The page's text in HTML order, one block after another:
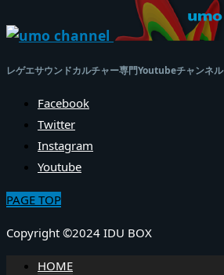
レゲエサウンドカルチャー専門Youtubeチャンネル
Facebook
Twitter
Instagram
Youtube
PAGE TOP
Copyright ©2024 IDU BOX
HOME